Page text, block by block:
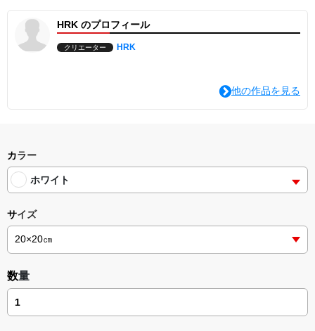
HRK のプロフィール
クリエーター HRK
他の作品を見る
カラー
ホワイト
サイズ
数量